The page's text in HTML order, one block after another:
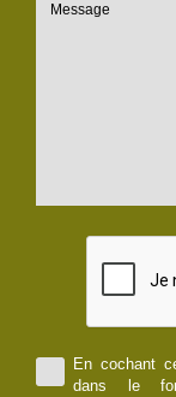
Message
En cochant
dans le